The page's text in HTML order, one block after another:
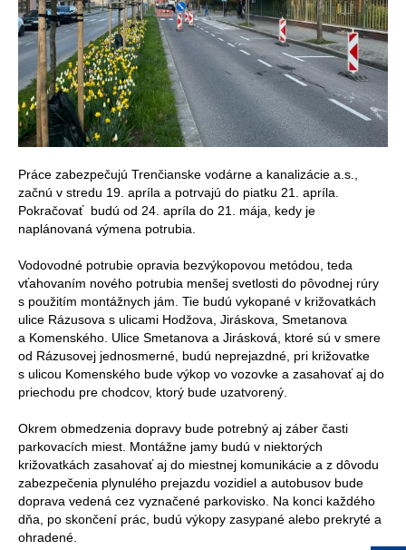
Práce zabezpečujú Trenčianske vodárne a kanalizácie a.s.,
začnú v stredu 19. apríla a potrvajú do piatku 21. apríla.
Pokračovať budú od 24. apríla do 21. mája, kedy je
naplánovaná výmena potrubia.
Vodovodné potrubie opravia bezvýkopovou metódou, teda
vťahovaním nového potrubia menšej svetlosti do pôvodnej rúry
s použitím montážnych jám. Tie budú vykopané v križovatkách
ulice Rázusova s ulicami Hodžova, Jiráskova, Smetanova
a Komenského. Ulice Smetanova a Jirásková, ktoré sú v smere
od Rázusovej jednosmerné, budú neprejazdné, pri križovatke
s ulicou Komenského bude výkop vo vozovke a zasahovať aj do
priechodu pre chodcov, ktorý bude uzatvorený.
Okrem obmedzenia dopravy bude potrebný aj záber časti
parkovacích miest. Montážne jamy budú v niektorých
križovatkách zasahovať aj do miestnej komunikácie a z dôvodu
zabezpečenia plynulého prejazdu vozidiel a autobusov bude
doprava vedená cez vyznačené parkovisko. Na konci každého
dňa, po skončení prác, budú výkopy zasypané alebo prekryté a
ohradené.